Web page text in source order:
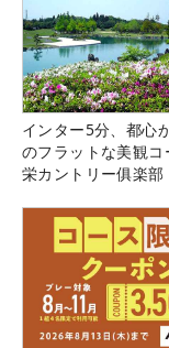
インター5分、都心
のフラットな美観コ
栄カントリー俱楽部